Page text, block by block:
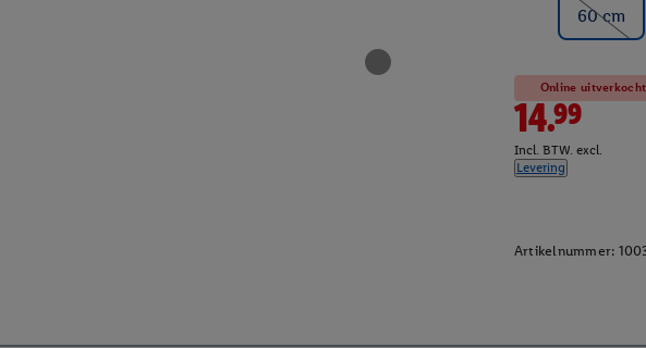
60 cm
Online
14.99
Incl. BTW. excl.
Levering
Artikelnummer: